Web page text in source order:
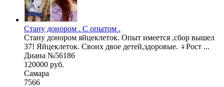
Стану донором . С опытом .
Стану донором яйцеклеток. Опыт имеется ,сбор вышел
37! Яйцеклеток. Своих двое детей,здоровые. ♀️Рост ...
Диана №56186
120000 руб.
Самара
7566